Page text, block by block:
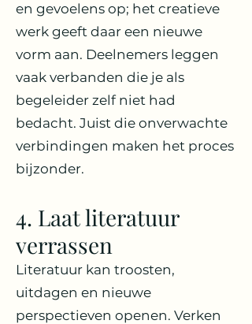
en gevoelens op; het creatieve
werk geeft daar een nieuwe
vorm aan. Deelnemers leggen
vaak verbanden die je als
begeleider zelf niet had
bedacht. Juist die onverwachte
verbindingen maken het proces
bijzonder.
4. Laat literatuur
verrassen
Literatuur kan troosten,
uitdagen en nieuwe
perspectieven openen. Verken